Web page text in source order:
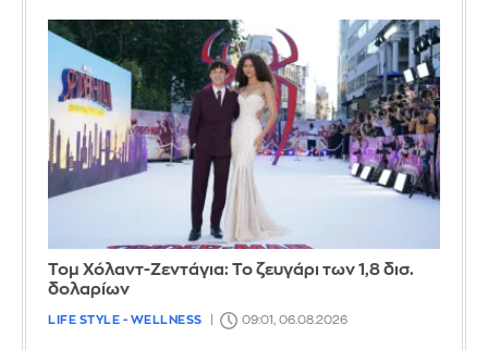
Τομ Χόλαντ-Ζεντάγια: Το ζευγάρι των 1,8 δισ.
δολαρίων
LIFE STYLE - WELLNESS 09:01, 06.08.2026